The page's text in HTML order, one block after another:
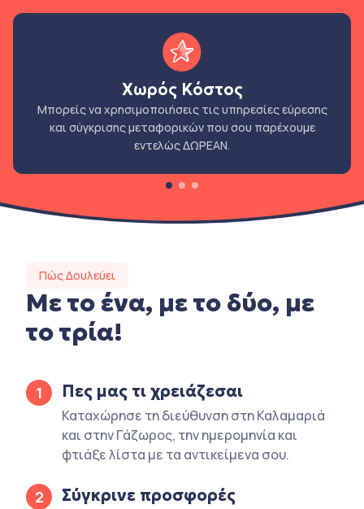
Χωρός Κόστος
Μπορείς να χρησιμοποιήσεις τις υπηρεσίες εύρεσης
και σύγκρισης μεταφορικών που σου παρέχουμε
εντελώς ΔΩΡΕΑΝ.
Πώς Δουλεύει
Με το ένα, με το δύο, με
το τρία!
1 Πες μας τι χρειάζεσαι
Καταχώρησε τη διεύθυνση στη Καλαμαριά
και στην Γάζωρος, την ημερομηνία και
φτιάξε λίστα με τα αντικείμενα σου.
2 Σύγκρινε προσφορές